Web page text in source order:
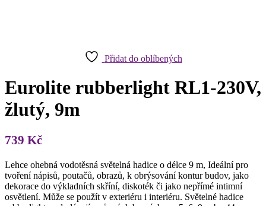
Přidat do oblíbených
Eurolite rubberlight RL1-230V,
žlutý, 9m
739 Kč
Lehce ohebná vodotěsná světelná hadice o délce 9 m, Ideální pro
tvoření nápisů, poutačů, obrazů, k obrýsování kontur budov, jako
dekorace do výkladních skříní, diskoték či jako nepřímé intimní
osvětlení. Může se použít v exteriéru i interiéru. Světelné hadice